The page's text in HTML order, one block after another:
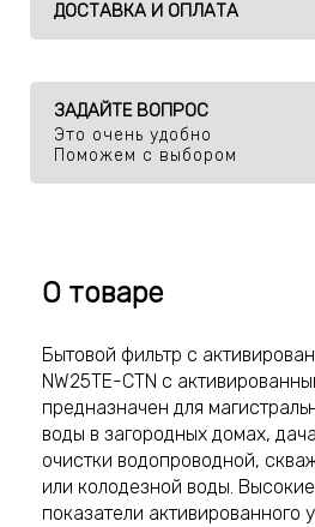
ДОСТАВКА И ОПЛАТА
ЗАДАЙТЕ ВОПРОС
Это очень удобно
Поможем с выбором
О товаре
Бытовой фильтр с
NW25TE-CTN с
предназначен для
воды в загородных домах,
очистки водопроводной,
или колодезной воды.
показатели активированного